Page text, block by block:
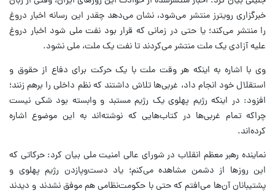
خبرگزاری رویترز منتشر می‌شود، نشان می‌دهد چقدر این رسانه اخبار دروغ
را منتشر می‌کند؛ یا حتی در زمانی که قرار بود نفت ملی شود اخبار دروغ
علیه آزادی یک ملت منتشر می‌کردند تا نفت یک ملت، ملی نشود.
وی با اشاره به اینکه هر وقت ملت با یک حرکت برای دفاع از حقوق و
استقلال خود انجام داد، غربی‌ها تلاش داشتند که نظم داخلی را برهم زنند؛
افزود: در اینکه رژیم پهلوی یک رژیم مستبد و وابسته بود شکی نیست
چراکه تمام غربی‌ها در کتاب‌هایی که نوشته‌اند به این موضوع اشاره
کرده‌اند.
نماینده رهبر معظم انقلاب در شورای عالی امنیت ملی بیان کرد: حرکاتی که
این روزها از دشمن مشاهده می‌کنم؛ یاد دست‌وپازدن رژیم پهلوی و
پشتیبانان آن‌ها می‌افتم که حتی با حکومت‌نظامی هم موفق نشدند و دیدند